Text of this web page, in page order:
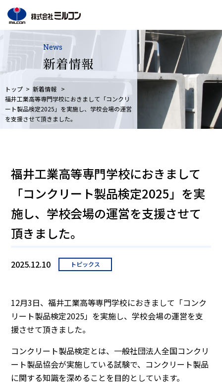
News
新着情報
トップ
新着情報
福井工業高等専門学校におきまして「コンクリ
ート製品検定2025」を実施し、学校会場の運営
を支援させて頂きました。
福井工業高等専門学校におきまして
「コンクリート製品検定2025」を実
施し、学校会場の運営を支援させて
頂きました。
2025.12.10 トピックス
12月3日、福井工業高等専門学校におきまして「コンク
リート製品検定2025」を実施し、学校会場の運営を支
援させて頂きました。
コンクリート製品検定とは、一般社団法人全国コンクリ
ート製品協会が実施している試験で、コンクリート製品
に関する知識を深めることを目的としています。